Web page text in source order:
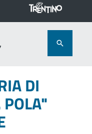
DI